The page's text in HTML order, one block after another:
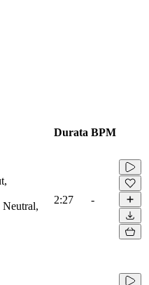
Durata BPM
2:27 -